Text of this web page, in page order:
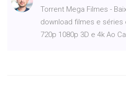
Torrent Mega Filmes -
download filmes e
720p 1080p 3D e 4k Ao